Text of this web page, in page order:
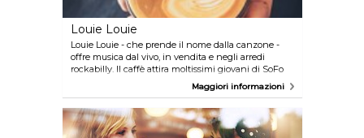
Louie Louie
Louie Louie - che prende il nome dalla canzone -
offre musica dal vivo, in vendita e negli arredi
rockabilly. Il caffè attira moltissimi giovani di SoFo
grazie ai suoi sandwich, pasticcini e caffè a prezzi
Maggiori informazioni